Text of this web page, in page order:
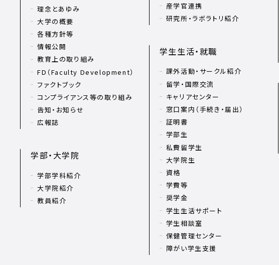
理念とあゆみ
大学の概要
各種方針等
情報公開
教育上の取り組み
FD（Faculty Development）
ファクトブック
コンプライアンス等の取り組み
告知・お知らせ
広報誌
学部・大学院
学部学科紹介
大学院紹介
教員紹介
産学官連携
研究所・ラボラトリ紹介
学生生活・就職
課外活動・サークル紹介
留学・国際交流
キャリアセンター
窓口案内（手続き・届出）
証明書
学部生
私費留学生
大学院生
資格
学費等
奨学金
学生生活サポート
学生相談室
保健管理センター
障がい学生支援